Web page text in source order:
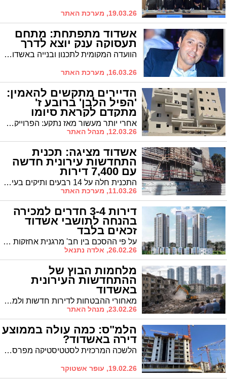
19.03.26, מערכת האתר
אשדוד מתפתחת: מתחם
תעסוקה ענק יוצא לדרך
הוועדה המקומית לתכנון ובנייה באשדוד אישרה לאחרונה באישור סופי תכנית משמעותית להקמת אזור תעסוקה ומסחר במזרח העיר, בסמוך לתחנת הרכבת אשדוד-עד הלום. התכנית, המשתרעת על כ-110 דונם, כוללת זכויות בנייה של כ-75,000 מ"ר שיוקדשו למסחר, מלאכה קלה ותעשיות עתירות ידע
16.03.26, מערכת האתר
הדיירים מתקשים להאמין:
'הפיל הלבן' ברובע ז'
מתקדם לקראת סיומו
אחרי יותר מעשור מאז נתקע: הפרוייקט ברח' יהודה הנשיא הולך ומתקדם. "סיכויים גבוהים שבימי החגים הדיירים כבר יכנסו לדירותיהם"
12.03.26, מנהל האתר
אשדוד מציגה: תכנית
התחדשות עירונית חדשה
עם 7,400 דירות
התכנית חלה על 14 רבעים ותיקים בעיר, שכוללים כבר עשרות אלפי דירות ישנות. היא קובעת מנגנון התחדשות לבניין בודד או צמד בניינים, בהתאם למיקום בעיר - רחבי העיר, צירים ראשיים עם חזית פעילה, או צירי מתע"ן
11.03.26, מערכת האתר
דירות 3-4 חדרים למכירה
בהנחה לתושבי אשדוד
זכאים בלבד
על פי ההסכם בין חב' מרגנית אחזקות בע"מ, לעיריית אשדוד יוקצו 35 דירות חדשות בלב העיר לזכאים תושבי אשדוד בלבד. חב' מרגנית אחזקות בע"מ מודיעה בזאת על מכירת דירות לזכאים תושבי אשדוד על בסיס כל הקודם זוכה.
26.02.26, אלדה נתנאל
מלחמות הבוץ של
ההתחדשות העירונית
באשדוד
מאחורי ההבטחות לדירות חדשות ולמגדלים נוצצים מסתתרת מציאות אחרת: מאבקי כוח על ייצוג דיירים, קבוצות וואטסאפ לוהטות, האשמות קשות, תביעות לשון הרע – ובעלי הדירות שנגררים בעל כורחם למלחמה על מיליונים
23.02.26, מנהל האתר
הלמ"ס: כמה עולה בממוצע
דירה באשדוד?
הלשכה המרכזית לסטטיסטיקה מפרסמת את מחירי הדירות הממוצעים באשדוד, בחלוקה לפי גודל הדירה ובהתבסס על עסקאות שבוצעו בפועל
19.02.26, עופר אשטוקר